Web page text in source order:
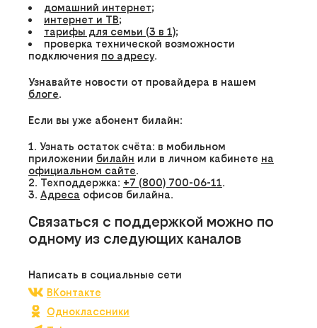
домашний интернет;
интернет и ТВ;
тарифы для семьи (3 в 1);
проверка технической возможности
подключения по адресу.
Узнавайте новости от провайдера в нашем
блоге.
Если вы уже абонент билайн:
Узнать остаток счёта: в мобильном
приложении билайн или в личном кабинете на
официальном сайте.
Техподдержка: +7 (800) 700-06-11.
Адреса офисов билайна.
Связаться с поддержкой можно по
одному из следующих каналов
Написать в социальные сети
ВКонтакте
Одноклассники